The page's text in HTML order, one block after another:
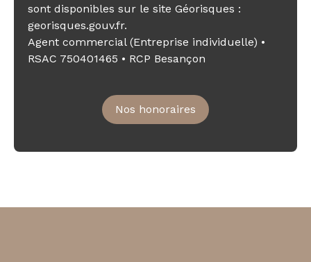
sont disponibles sur le site Géorisques :
georisques.gouv.fr.
Agent commercial (Entreprise individuelle) •
RSAC 750401465 • RCP Besançon
Nos honoraires